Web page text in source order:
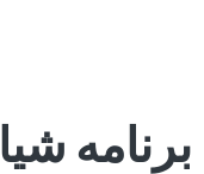
برنامه